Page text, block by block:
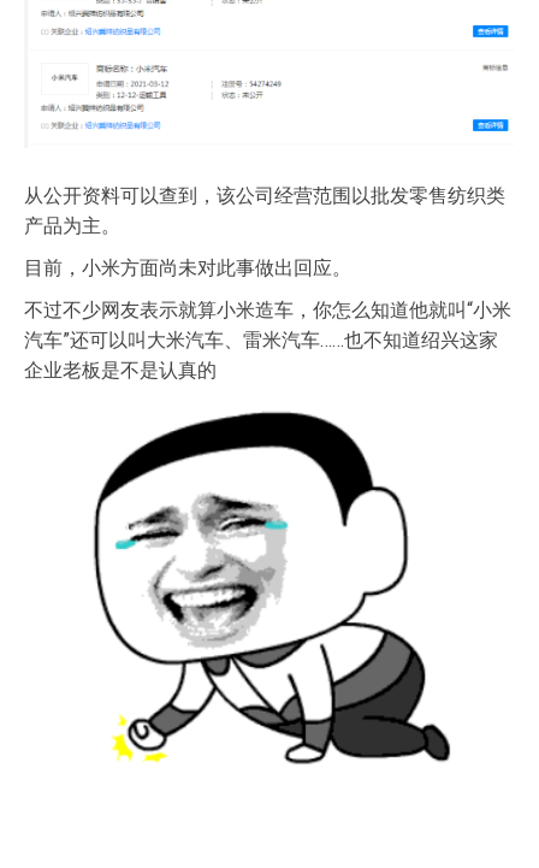
从公开资料可以查到，该公司经营范围以批发零售纺织类
产品为主。
目前，小米方面尚未对此事做出回应。
不过不少网友表示就算小米造车，你怎么知道他就叫“小米
汽车”还可以叫大米汽车、雷米汽车……也不知道绍兴这家
企业老板是不是认真的